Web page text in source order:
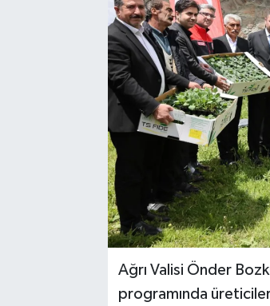
Ağrı Valisi Önder
programında